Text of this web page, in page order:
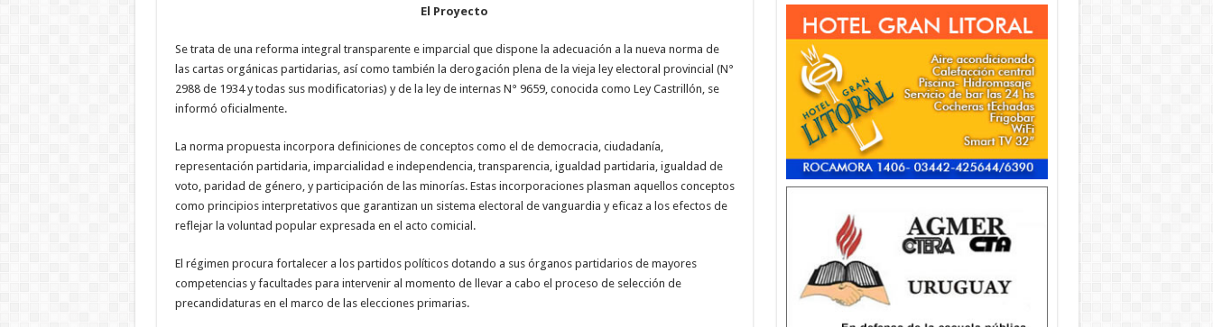
El Proyecto
Se trata de una reforma integral transparente e imparcial que dispone la adecuación a la nueva norma de
las cartas orgánicas partidarias, así como también la derogación plena de la vieja ley electoral provincial (N°
2988 de 1934 y todas sus modificatorias) y de la ley de internas N° 9659, conocida como Ley Castrillón, se
informó oficialmente.
La norma propuesta incorpora definiciones de conceptos como el de democracia, ciudadanía,
representación partidaria, imparcialidad e independencia, transparencia, igualdad partidaria, igualdad de
voto, paridad de género, y participación de las minorías. Estas incorporaciones plasman aquellos conceptos
como principios interpretativos que garantizan un sistema electoral de vanguardia y eficaz a los efectos de
reflejar la voluntad popular expresada en el acto comicial.
El régimen procura fortalecer a los partidos políticos dotando a sus órganos partidarios de mayores
competencias y facultades para intervenir al momento de llevar a cabo el proceso de selección de
precandidaturas en el marco de las elecciones primarias.